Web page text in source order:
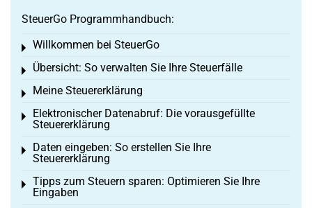
SteuerGo Programmhandbuch:
Willkommen bei SteuerGo
Toggle menu
Übersicht: So verwalten Sie Ihre Steuerfälle
Toggle menu
Meine Steuererklärung
Toggle menu
Elektronischer Datenabruf: Die vorausgefüllte
Steuererklärung
Toggle menu
Daten eingeben: So erstellen Sie Ihre
Steuererklärung
Toggle menu
Tipps zum Steuern sparen: Optimieren Sie Ihre
Eingaben
Toggle menu